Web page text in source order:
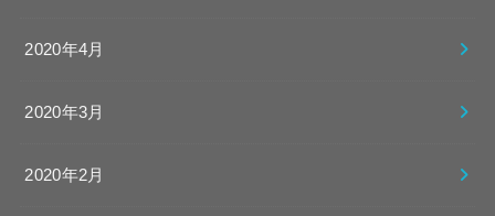
2020年4月
2020年3月
2020年2月